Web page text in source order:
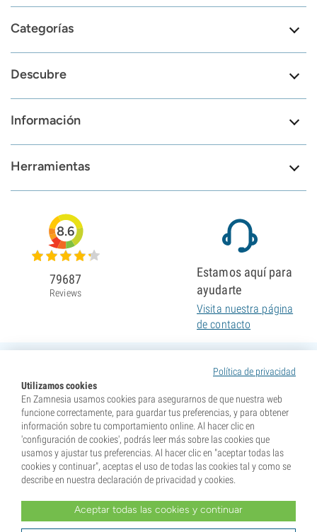
Categorías
Descubre
Información
Herramientas
Política de privacidad
Utilizamos cookies
En Zamnesia usamos cookies para asegurarnos de que nuestra web
funcione correctamente, para guardar tus preferencias, y para obtener
información sobre tu comportamiento online. Al hacer clic en
'configuración de cookies', podrás leer más sobre las cookies que
usamos y ajustar tus preferencias. Al hacer clic en "aceptar todas las
cookies y continuar", aceptas el uso de todas las cookies tal y como se
describe en nuestra declaración de privacidad y cookies.
Aceptar todas las cookies y continuar
8.6
79687
Reviews
Estamos aquí para
ayudarte
Visita nuestra página
de contacto
* Nuestras semillas se venden como suvenires. La germinación de semillas es ilegal en muchos